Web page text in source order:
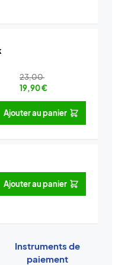
23,00
19,90€
Ajouter au panier
Ajouter au panier
Instruments de
paiement